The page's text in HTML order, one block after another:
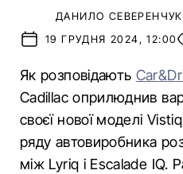
ДАНИЛО СЕВЕРЕНЧУК
19 ГРУДНЯ 2024, 12:00
Як розповідають
Cadillac оприлюднив
своєї нової моделі
ряду автовиробника
між Lyriq і Escalade IQ.